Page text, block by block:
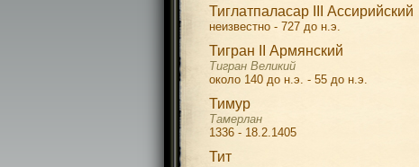
Тиглатпаласар III Ассирийский
неизвестно - 727 до н.э.
Тигран II Армянский
Тигран Великий
около 140 до н.э. - 55 до н.э.
Тимур
Тамерлан
1336 - 18.2.1405
Тит